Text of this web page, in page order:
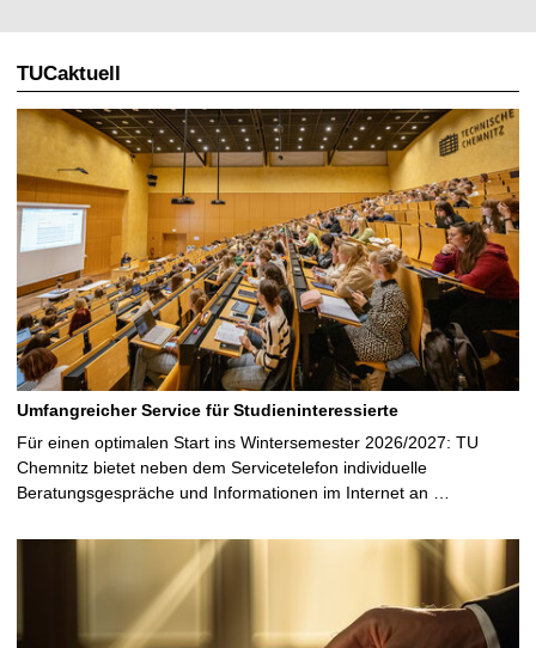
TUCaktuell
Umfangreicher Service für Studieninteressierte
Für einen optimalen Start ins Wintersemester 2026/2027: TU
Chemnitz bietet neben dem Servicetelefon individuelle
Beratungsgespräche und Informationen im Internet an …